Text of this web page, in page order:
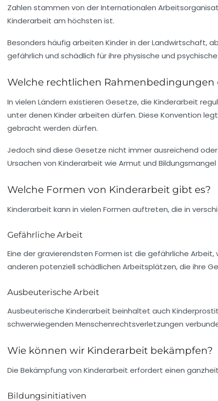
Zahlen stammen von derInternationalen
Kinderarbeit am höchsten ist.
Besonders häufig arbeiten Kinder in der Landwirtschaft,
gefährlich und schädlich für ihre physische und
Welche rechtlichen
In vielen Ländern existieren Gesetze, die Kinderarbeit
unter denen Kinder arbeiten dürfen. Diese Konvention
gebracht werden dürfen.
Jedoch sind diese Gesetze nicht immer ausreichend
Ursachen von Kinderarbeit wie Armut und
Welche Formen von Kinderarbeit gibt es?
Kinderarbeit kann in vielen Formen auftreten, die in
Gefährliche Arbeit
Eine der gravierendsten Formen ist die gefährliche Arbeit,
anderen potenziell schädlichen Arbeitsplätzen, die ihre
Ausbeuterische Arbeit
Ausbeuterische Kinderarbeit beinhaltet auch
schwerwiegenden Menschenrechtsverletzungen
Wie können wir Kinderarbeit bekämpfen?
Die Bekämpfung von Kinderarbeit erfordert einen
Bildungsinitiativen